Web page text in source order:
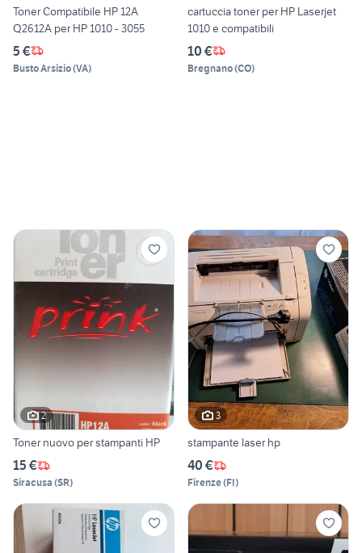
Toner Compatibile HP 12A
Q2612A per HP 1010 - 3055
5 €
Busto Arsizio(VA)
cartuccia toner per HP Laserjet
1010 e compatibili
10 €
Bregnano(CO)
2
Toner nuovo per stampanti HP
15 €
Siracusa (SR)
3
stampante laser hp
40 €
Firenze(FI)